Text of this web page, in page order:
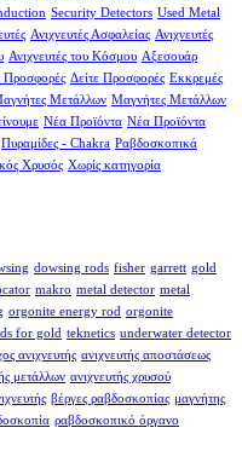
Security Detectors Used Metal
Ανιχνευτές Ασφαλείας Ανιχνευτές
Ανιχνευτές του Κόσμου Αξεσουάρ
Προσφορές Δείτε Προσφορές Εκκρεμές
Μετάλλων Μαγνήτες Μετάλλων
Νέα Προϊόντα Νέα Προϊόντα
Πυραμίδες - Chakra Ραβδοσκοπικά
Χρυσός Χωρίς κατηγορία
dowsing rods fisher garrett gold
makro metal detector metal
orgonite energy rod orgonite
for gold teknetics underwater detector
ανιχνευτής ανιχνευτής αποστάσεως
μετάλλων ανιχνευτής χρυσού
βέργες ραβδοσκοπίας μαγνήτης
ραβδοσκοπικό όργανο